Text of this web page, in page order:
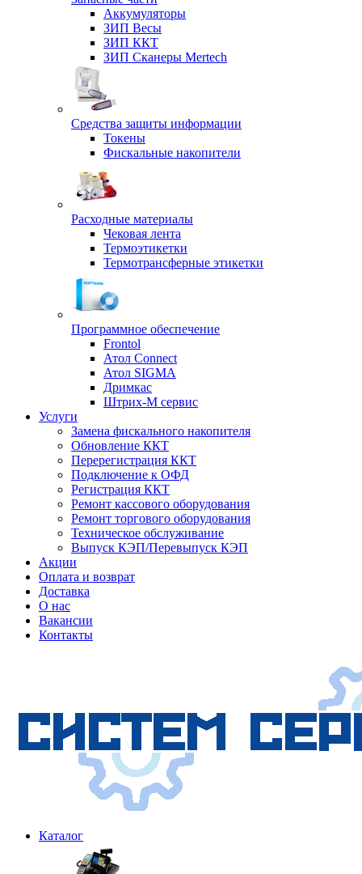
Аккумуляторы
ЗИП Весы
ЗИП ККТ
ЗИП Сканеры Mertech
Средства защиты информации
Токены
Фискальные накопители
Расходные материалы
Чековая лента
Термоэтикетки
Термотрансферные этикетки
Программное обеспечение
Frontol
Атол Connect
Атол SIGMA
Дримкас
Штрих-М сервис
Услуги
Замена фискального накопителя
Обновление ККТ
Перерегистрация ККТ
Подключение к ОФД
Регистрация ККТ
Ремонт кассового оборудования
Ремонт торгового оборудования
Техническое обслуживание
Выпуск КЭП/Перевыпуск КЭП
Акции
Оплата и возврат
Доставка
О нас
Вакансии
Контакты
Каталог